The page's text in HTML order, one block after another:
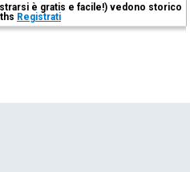
è gratis e facile!) vedono storico
Registrati